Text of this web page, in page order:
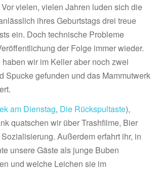
vielen, vielen Jahren luden sich die
ihres Geburtstags drei treue
ein. Doch technische Probleme
der Folge immer wieder.
wir im Keller aber noch zwei
Spucke gefunden und das Mammutwerk
am Dienstag, Die Rückspultaste),
quatschen wir über Trashfilme, Bier
Außerdem erfahrt ihr, in
unsere Gäste als junge Buben
und welche Leichen sie im